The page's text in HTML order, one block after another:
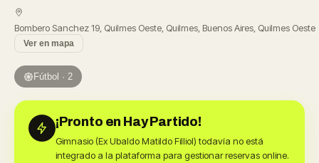
Bombero Sanchez 19, Quilmes Oeste, Quilmes, Buenos Aires, Quilmes Oeste
Ver en mapa
Fútbol · 2
¡Pronto en Hay Partido!
Gimnasio (Ex Ubaldo Matildo Filliol) todavía no está
integrado a la plataforma para gestionar reservas online.